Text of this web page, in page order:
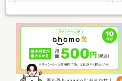
がここにあります。